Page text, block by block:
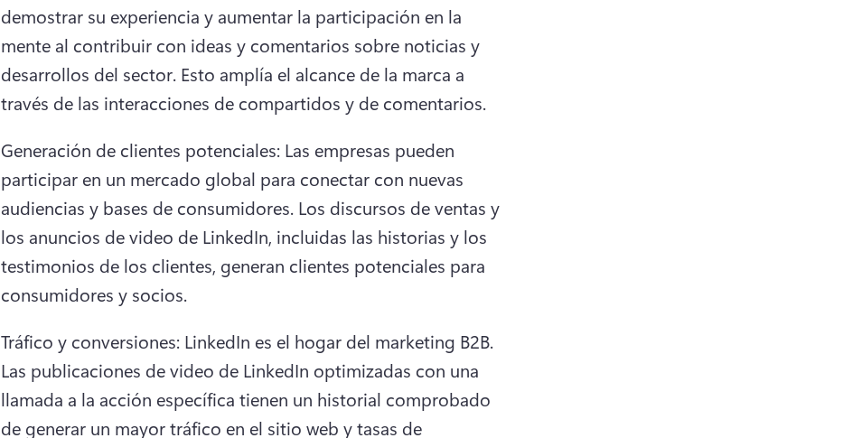
demostrar su experiencia y aumentar la participación en la
mente al contribuir con ideas y comentarios sobre noticias y
desarrollos del sector. Esto amplía el alcance de la marca a
través de las interacciones de compartidos y de comentarios.
Generación de clientes potenciales: Las empresas pueden
participar en un mercado global para conectar con nuevas
audiencias y bases de consumidores. Los discursos de ventas y
los anuncios de video de LinkedIn, incluidas las historias y los
testimonios de los clientes, generan clientes potenciales para
consumidores y socios.
Las publicaciones de video de LinkedIn optimizadas con una
llamada a la acción específica tienen un historial comprobado
de generar un mayor tráfico en el sitio web y tasas de